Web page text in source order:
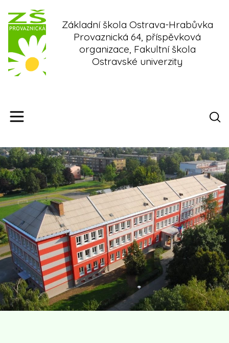
content
Základní škola Ostrava-Hrabůvka
Provaznická 64, příspěvková
organizace, Fakultní škola
Ostravské univerzity